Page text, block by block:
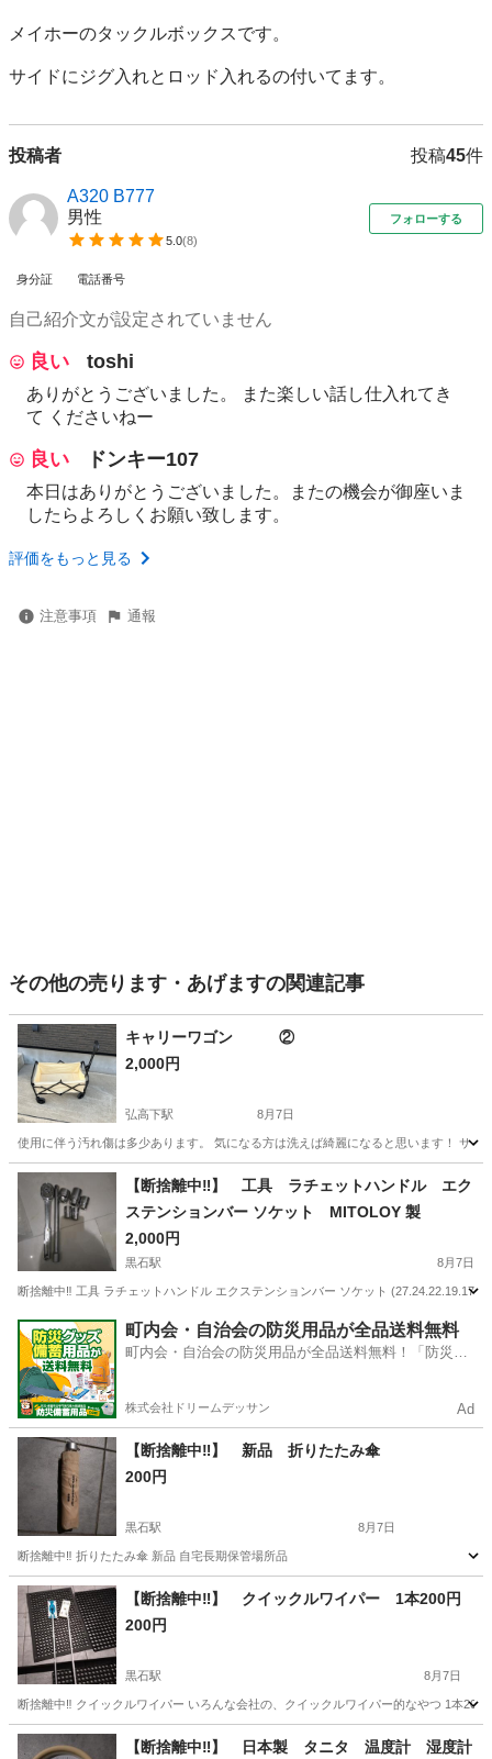
メイホーのタックルボックスです。
サイドにジグ入れとロッド入れるの付いてます。
投稿者 投稿45件
A320 B777
男性
5.0(8)
フォローする
身分証 電話番号
自己紹介文が設定されていません
良い toshi
ありがとうございました。 また楽しい話し仕入れてき
て くださいねー
良い ドンキー107
本日はありがとうございました。またの機会が御座いま
したらよろしくお願い致します。
評価をもっと見る
注意事項 通報
その他の売ります・あげますの関連記事
キャリーワゴン ②
2,000円
弘高下駅 8月7日
使用に伴う汚れ傷は多少あります。 気になる方は洗えば綺麗になると思います！ サ
青森 弘前市 弘高下駅 その他
【断捨離中‼️】 工具 ラチェットハンドル エク
ステンションバー ソケット MITOLOY 製
2,000円
黒石駅 8月7日
断捨離中‼️ 工具 ラチェットハンドル エクステンションバー ソケット (27.24.22.19.17)
青森 黒石市 黒石駅 その他 エクステンション
町内会・自治会の防災用品が全品送料無料
町内会・自治会の防災用品が全品送料無料！「防災備
株式会社ドリームデッサン Ad
【断捨離中‼️】 新品 折りたたみ傘
200円
黒石駅 8月7日
断捨離中‼️ 折りたたみ傘 新品 自宅長期保管場所品
青森 黒石市 黒石駅 その他 断捨離
【断捨離中‼️】 クイックルワイパー 1本200円
200円
黒石駅 8月7日
断捨離中‼️ クイックルワイパー いろんな会社の、クイックルワイパー的なやつ 1本
青森 黒石市 黒石駅 その他 クイックルワイパー
【断捨離中‼️】 日本製 タニタ 温度計 湿度計